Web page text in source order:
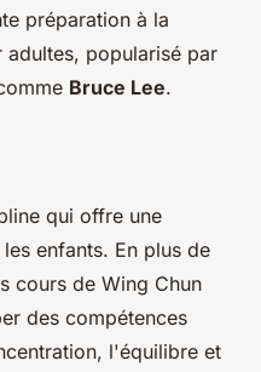
préparation à la
popularisé par
Bruce Lee.
qui offre une
enfants. En plus de
cours de Wing Chun
des compétences
l'équilibre et